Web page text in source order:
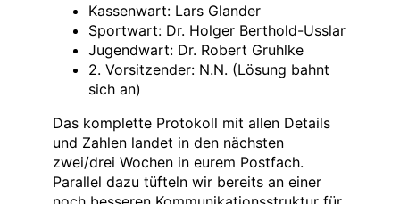
Kassenwart: Lars Glander
Sportwart: Dr. Holger Berthold-Usslar
Jugendwart: Dr. Robert Gruhlke
2. Vorsitzender: N.N. (Lösung bahnt
sich an)
Das komplette Protokoll mit allen Details
und Zahlen landet in den nächsten
zwei/drei Wochen in eurem Postfach.
Parallel dazu tüfteln wir bereits an einer